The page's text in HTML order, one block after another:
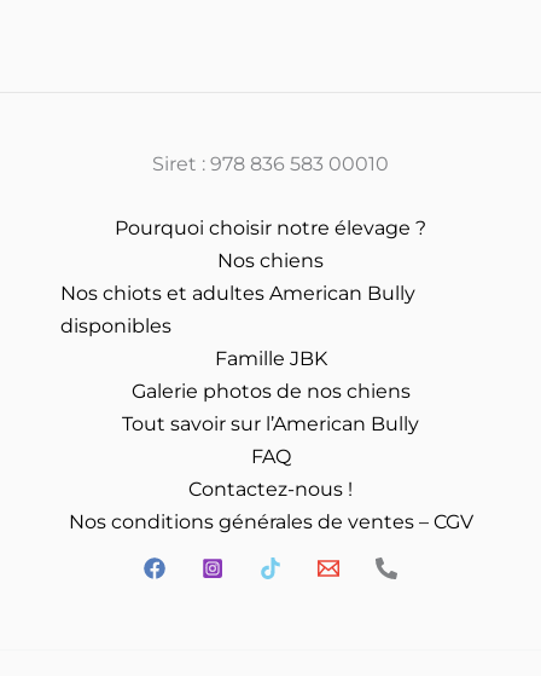
Siret : 978 836 583 00010
Pourquoi choisir notre élevage ?
Nos chiens
Nos chiots et adultes American Bully
disponibles
Famille JBK
Galerie photos de nos chiens
Tout savoir sur l’American Bully
FAQ
Contactez-nous !
Nos conditions générales de ventes – CGV